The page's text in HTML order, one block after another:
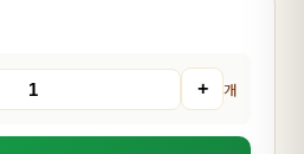
+ 개